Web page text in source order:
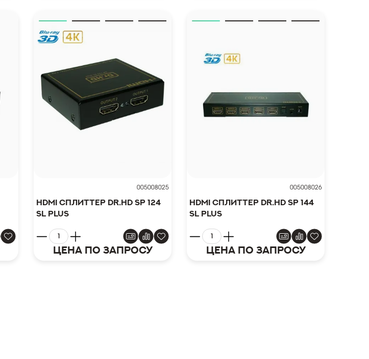
005008025
HDMI сплиттер Dr.HD SP 124
SL Plus
Цена по запросу
005008026
HDMI сплиттер Dr.HD SP 144
SL Plus
Цена по запросу